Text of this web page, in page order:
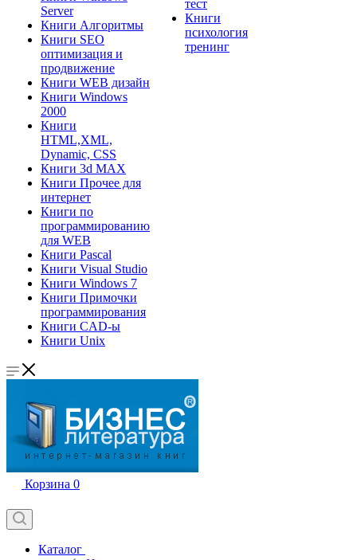
Server
Книги Алгоритмы
Книги SEO
оптимизация и
продвижение
Книги WEB дизайн
Книги Windows
2000
Книги
HTML,XML,
Dynamic, CSS
Книги 3d MAX
Книги Прочее для
интернет
Книги по
программированию
для WEB
Книги Pascal
Книги Visual Studio
Книги Windows 7
Книги Примочки
программирования
Книги CAD-ы
Книги Unix
тест
Книги
психология
тренинг
Корзина 0
Каталог